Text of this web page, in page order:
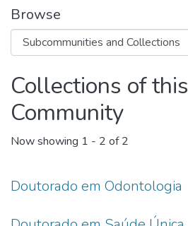
Browse
Collections of this
Community
Now showing 1 - 2 of 2
Doutorado em Odontologia